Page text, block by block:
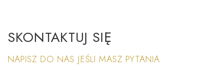
SKONTAKTUJ SIĘ
NAPISZ DO NAS JEŚLI MASZ PYTANIA